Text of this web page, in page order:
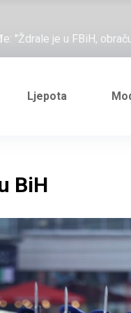
"Ždrale je u FBiH,
je general Izet Nanić,
Željezničarov
Ljepota
BiH